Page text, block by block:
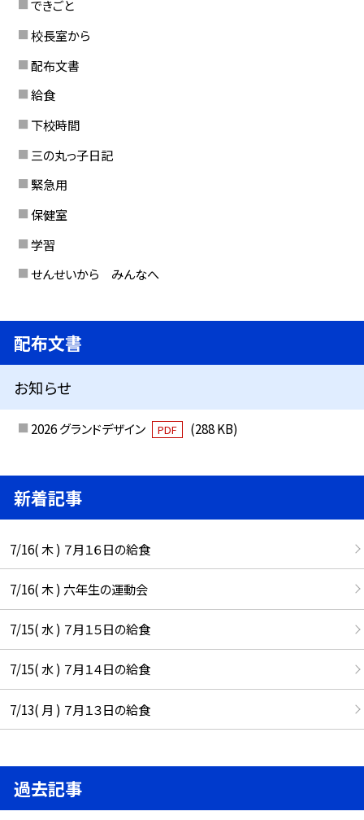
できごと
校長室から
配布文書
給食
下校時間
三の丸っ子日記
緊急用
保健室
学習
せんせいから みんなへ
配布文書
お知らせ
2026 グランドデザイン PDF (288 KB)
新着記事
7/16( 木 ) ７月１６日の給食
7/16( 木 ) 六年生の運動会
7/15( 水 ) ７月１５日の給食
7/15( 水 ) ７月１４日の給食
7/13( 月 ) ７月１３日の給食
過去記事